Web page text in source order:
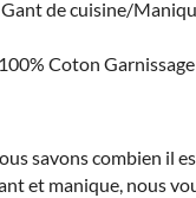
de cuisine/
Coton
savons combien il
et manique, nous